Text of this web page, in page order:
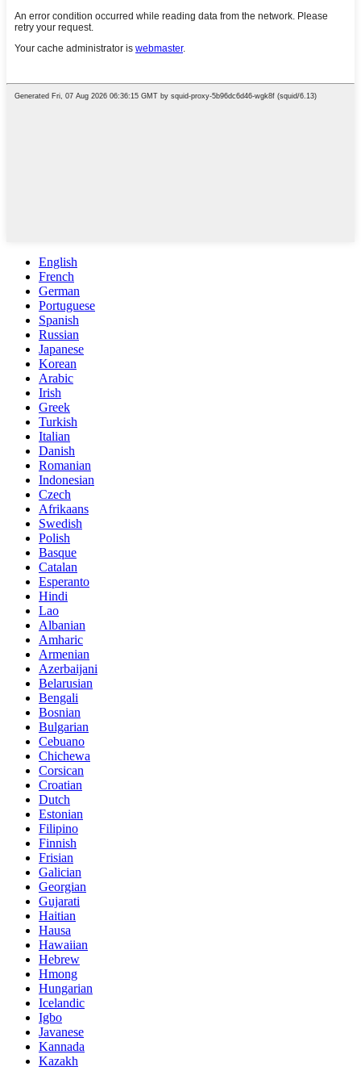
English
French
German
Portuguese
Spanish
Russian
Japanese
Korean
Arabic
Irish
Greek
Turkish
Italian
Danish
Romanian
Indonesian
Czech
Afrikaans
Swedish
Polish
Basque
Catalan
Esperanto
Hindi
Lao
Albanian
Amharic
Armenian
Azerbaijani
Belarusian
Bengali
Bosnian
Bulgarian
Cebuano
Chichewa
Corsican
Croatian
Dutch
Estonian
Filipino
Finnish
Frisian
Galician
Georgian
Gujarati
Haitian
Hausa
Hawaiian
Hebrew
Hmong
Hungarian
Icelandic
Igbo
Javanese
Kannada
Kazakh